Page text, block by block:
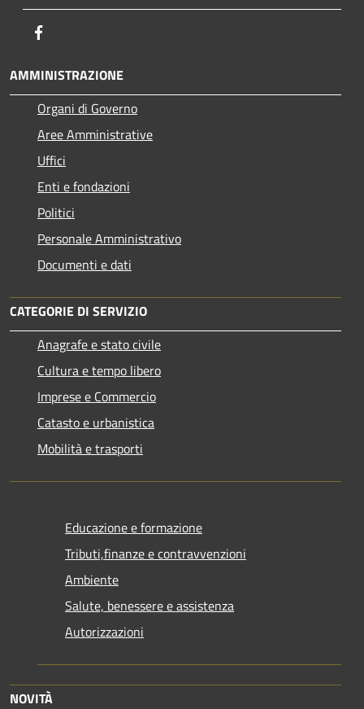
AMMINISTRAZIONE
Organi di Governo
Aree Amministrative
Uffici
Enti e fondazioni
Politici
Personale Amministrativo
Documenti e dati
CATEGORIE DI SERVIZIO
Anagrafe e stato civile
Cultura e tempo libero
Imprese e Commercio
Catasto e urbanistica
Mobilità e trasporti
Educazione e formazione
Tributi,finanze e contravvenzioni
Ambiente
Salute, benessere e assistenza
Autorizzazioni
NOVITÀ